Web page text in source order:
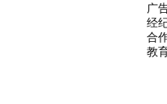
广
经
合
教